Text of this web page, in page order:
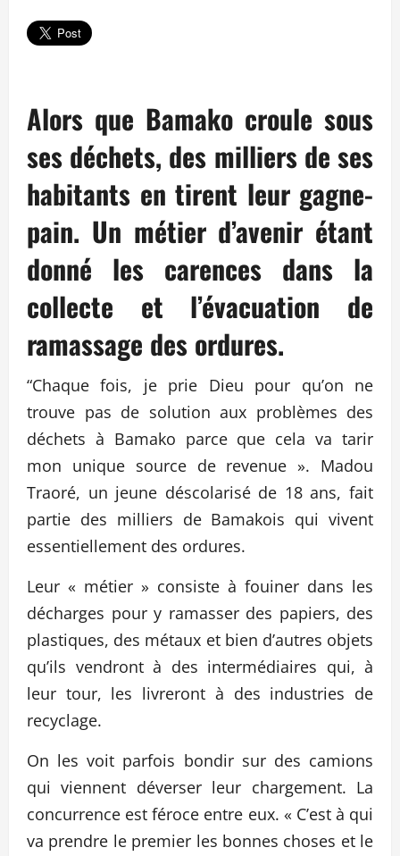
Alors que Bamako croule sous
ses déchets, des milliers de ses
habitants en tirent leur gagne-
pain. Un métier d’avenir étant
donné les carences dans la
collecte et l’évacuation de
ramassage des ordures.
“Chaque fois, je prie Dieu pour qu’on ne
trouve pas de solution aux problèmes des
déchets à Bamako parce que cela va tarir
mon unique source de revenue ». Madou
Traoré, un jeune déscolarisé de 18 ans, fait
partie des milliers de Bamakois qui vivent
essentiellement des ordures.
Leur « métier » consiste à fouiner dans les
décharges pour y ramasser des papiers, des
plastiques, des métaux et bien d’autres objets
qu’ils vendront à des intermédiaires qui, à
leur tour, les livreront à des industries de
recyclage.
On les voit parfois bondir sur des camions
qui viennent déverser leur chargement. La
concurrence est féroce entre eux. « C’est à qui
va prendre le premier les bonnes choses et le